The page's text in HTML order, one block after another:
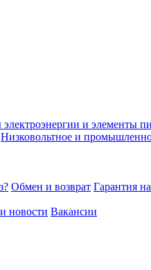
электроэнергии и элементы
Низковольтное и
Обмен и возврат Гарантия
новости Вакансии